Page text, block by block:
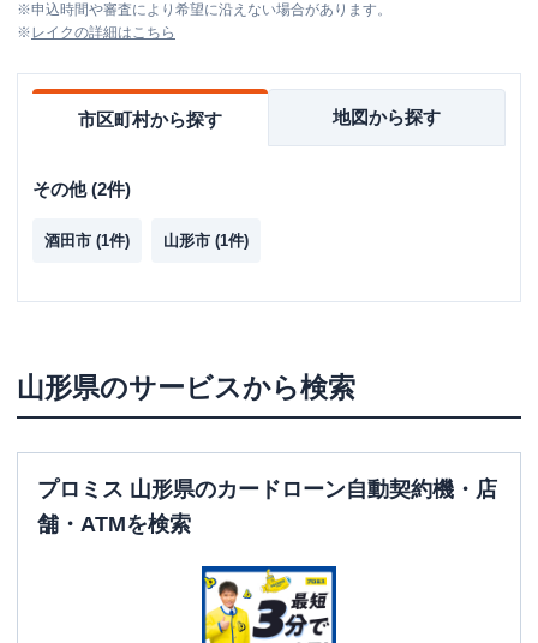
※申込時間や審査により希望に沿えない場合があります。
※ レイクの詳細はこちら
市区町村から探す 地図から探す
その他(2件)
酒田市 (1件) 山形市 (1件)
山形県のサービスから検索
プロミス 山形県のカードローン自動契約機・店
舗・ATMを検索